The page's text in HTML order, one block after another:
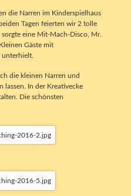
die Narren im Kinderspielhaus
Tagen feierten wir 2 tolle
eine Mit-Mach-Disco, Mr.
Gäste mit
die kleinen Narren und
lassen. In der Kreativecke
Die schönsten